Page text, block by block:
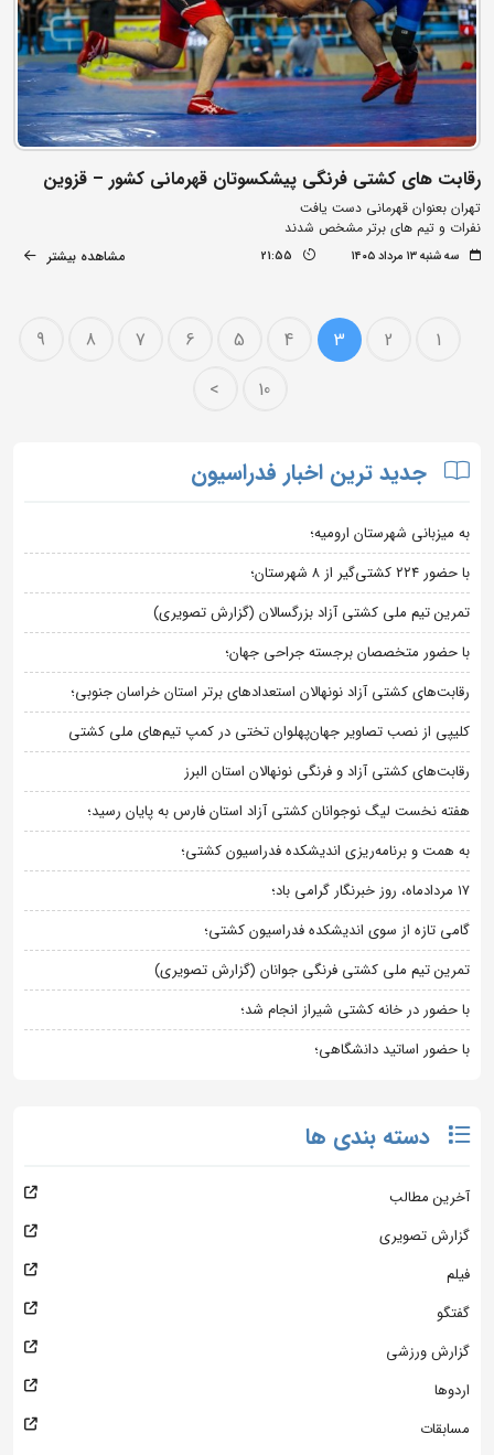
رقابت های کشتی فرنگی پیشکسوتان قهرمانی کشور – قزوین
تهران بعنوان قهرمانی دست یافت
نفرات و تیم های برتر مشخص شدند
سه شنبه ۱۳ مرداد ۱۴۰۵ 21:55 مشاهده بیشتر
1
2
3
4
5
6
7
8
9
10
>
جدید ترین اخبار فدراسیون
به میزبانی شهرستان ارومیه؛
با حضور ۲۲۴ کشتی‌گیر از ۸ شهرستان؛
تمرین تیم ملی کشتی آزاد بزرگسالان (گزارش تصویری)
با حضور متخصصان برجسته جراحی جهان؛
رقابت‌های کشتی آزاد نونهالان استعدادهای برتر استان خراسان جنوبی؛
کلیپی از نصب تصاویر جهان‌پهلوان تختی در کمپ تیم‌های ملی کشتی
رقابت‌های کشتی آزاد و فرنگی نونهالان استان البرز
هفته نخست لیگ نوجوانان کشتی آزاد استان فارس به پایان رسید؛
به همت و برنامه‌ریزی اندیشکده فدراسیون کشتی؛
۱۷ مردادماه، روز خبرنگار گرامی باد؛
گامی تازه از سوی اندیشکده فدراسیون کشتی؛
تمرین تیم ملی کشتی فرنگی جوانان (گزارش تصویری)
با حضور در خانه کشتی شیراز انجام شد؛
با حضور اساتید دانشگاهی؛
دسته بندی ها
آخرین مطالب
گزارش تصویری
فیلم
گفتگو
گزارش ورزشی
اردوها
مسابقات